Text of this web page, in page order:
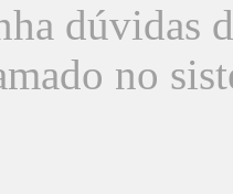
dúvidas
no